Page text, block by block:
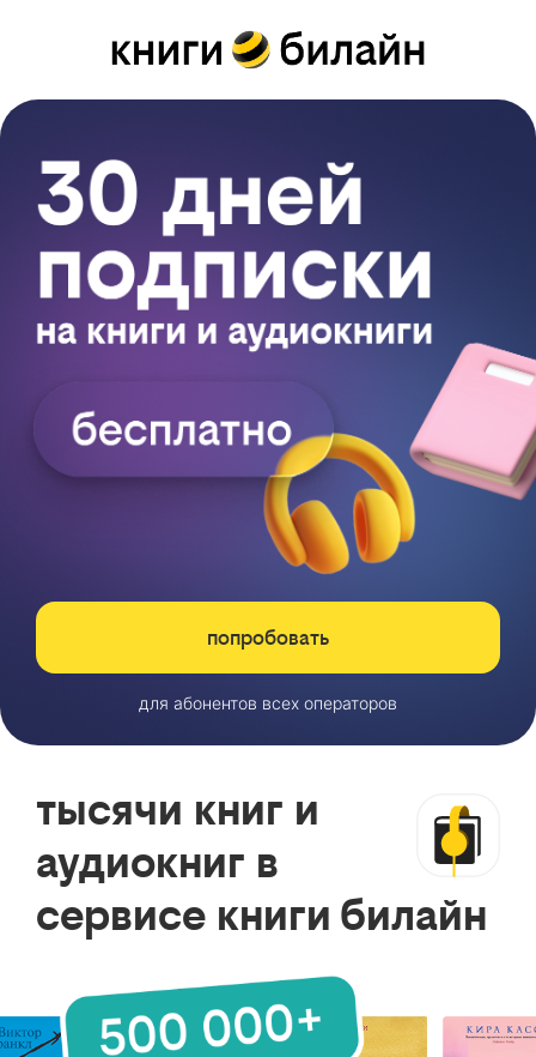
попробовать
для абонентов всех операторов
тысячи книг и
аудиокниг в
сервисе книги билайн